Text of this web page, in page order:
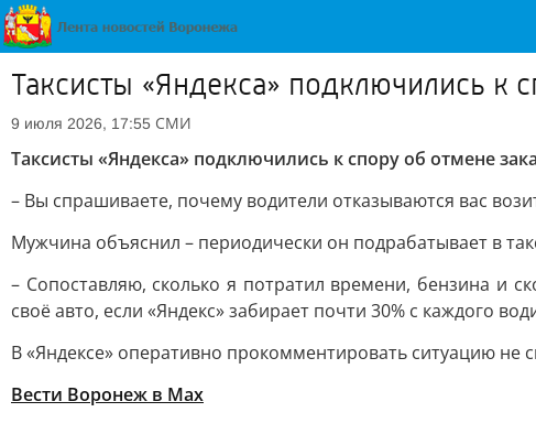
Таксисты «Яндекса» подключились к
9 июля 2026, 17:55 СМИ
Таксисты «Яндекса» подключились к спору об отмене
– Вы спрашиваете, почему водители отказываются вас
Мужчина объяснил – периодически он подрабатывает в
– Сопоставляю, сколько я потратил времени, бензина и
своё авто, если «Яндекс» забирает почти 30% с каждого
В «Яндексе» оперативно прокомментировать ситуацию не
Вести Воронеж в Мах